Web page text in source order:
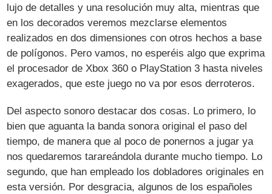
lujo de detalles y una resolución muy alta, mientras que
en los decorados veremos mezclarse elementos
realizados en dos dimensiones con otros hechos a base
de polígonos. Pero vamos, no esperéis algo que exprima
el procesador de Xbox 360 o PlayStation 3 hasta niveles
exagerados, que este juego no va por esos derroteros.
Del aspecto sonoro destacar dos cosas. Lo primero, lo
bien que aguanta la banda sonora original el paso del
tiempo, de manera que al poco de ponernos a jugar ya
nos quedaremos tarareándola durante mucho tiempo. Lo
segundo, que han empleado los dobladores originales en
esta versión. Por desgracia, algunos de los españoles